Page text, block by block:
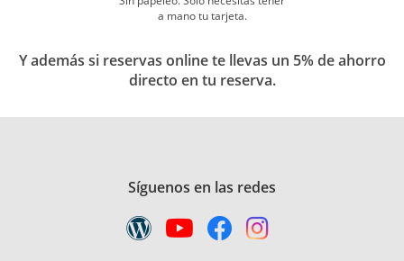
a mano tu tarjeta.
Y además si reservas online te llevas un 5% de ahorro
directo en tu reserva.
Síguenos en las redes